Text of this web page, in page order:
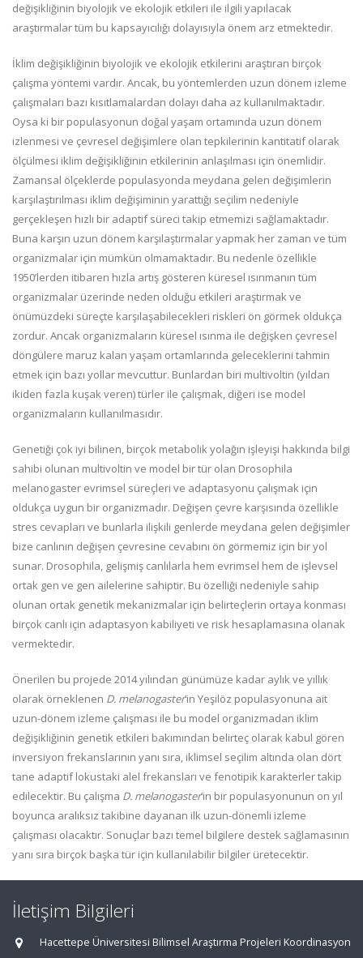
değişikliğinin biyolojik ve ekolojik etkileri ile ilgili yapılacak
araştırmalar tüm bu kapsayıcılığı dolayısıyla önem arz etmektedir.
İklim değişikliğinin biyolojik ve ekolojik etkilerini araştıran birçok
çalışma yöntemi vardır. Ancak, bu yöntemlerden uzun dönem izleme
çalışmaları bazı kısıtlamalardan dolayı daha az kullanılmaktadır.
Oysa ki bir populasyonun doğal yaşam ortamında uzun dönem
izlenmesi ve çevresel değişimlere olan tepkilerinin kantitatif olarak
ölçülmesi iklim değişikliğinin etkilerinin anlaşılması için önemlidir.
Zamansal ölçeklerde populasyonda meydana gelen değişimlerin
karşılaştırılması iklim değişiminin yarattığı seçilim nedeniyle
gerçekleşen hızlı bir adaptif süreci takip etmemizi sağlamaktadır.
Buna karşın uzun dönem karşılaştırmalar yapmak her zaman ve tüm
organizmalar için mümkün olmamaktadır. Bu nedenle özellikle
1950’lerden itibaren hızla artış gösteren küresel ısınmanın tüm
organizmalar üzerinde neden olduğu etkileri araştırmak ve
önümüzdeki süreçte karşılaşabilecekleri riskleri ön görmek oldukça
zordur. Ancak organizmaların küresel ısınma ile değişken çevresel
döngülere maruz kalan yaşam ortamlarında geleceklerini tahmin
etmek için bazı yollar mevcuttur. Bunlardan biri multivoltin (yıldan
ikiden fazla kuşak veren) türler ile çalışmak, diğeri ise model
organizmaların kullanılmasıdır.
Genetiği çok iyi bilinen, birçok metabolik yolağın işleyişi hakkında bilgi
sahibi olunan multivoltin ve model bir tür olan Drosophila
melanogaster evrimsel süreçleri ve adaptasyonu çalışmak için
oldukça uygun bir organizmadır. Değişen çevre karşısında özellikle
stres cevapları ve bunlarla ilişkili genlerde meydana gelen değişimler
bize canlının değişen çevresine cevabını ön görmemiz için bir yol
sunar. Drosophila, gelişmiş canlılarla hem evrimsel hem de işlevsel
ortak gen ve gen ailelerine sahiptir. Bu özelliği nedeniyle sahip
olunan ortak genetik mekanizmalar için belirteçlerin ortaya konması
birçok canlı için adaptasyon kabiliyeti ve risk hesaplamasına olanak
vermektedir.
Önerilen bu projede 2014 yılından günümüze kadar aylık ve yıllık
olarak örneklenen D. melanogaster’in Yeşilöz populasyonuna ait
uzun-dönem izleme çalışması ile bu model organizmadan iklim
değişikliğinin genetik etkileri bakımından belirteç olarak kabul gören
inversiyon frekanslarının yanı sıra, iklimsel seçilim altında olan dört
tane adaptif lokustaki alel frekansları ve fenotipik karakterler takip
edilecektir. Bu çalışma D. melanogaster’in bir populasyonunun on yıl
boyunca aralıksız takibine dayanan ilk uzun-dönemli izleme
çalışması olacaktır. Sonuçlar bazı temel bilgilere destek sağlamasının
yanı sıra birçok başka tür için kullanılabilir bilgiler üretecektir.
İletişim Bilgileri
Hacettepe Üniversitesi Bilimsel Araştırma Projeleri Koordinasyon